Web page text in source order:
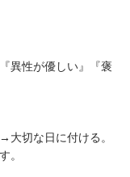
異性が優しい』『褒
大切な日に付ける。
。